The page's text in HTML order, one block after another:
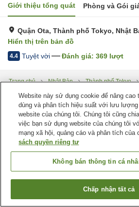
Giới thiệu tổng quát Phòng và Gói
Quận Ota, Thành phố Tokyo, Nhật
Hiển thị trên bản đồ
4.4 Tuyệt vời Đánh giá: 369 lượt
Trang chủ Nhật Bản Thành phố Tokyo
Tìm phòng trống
Website này sử dụng cookie để nâng cao
dùng và phân tích hiệu suất với lưu
website của chúng tôi. Chúng tôi cũng
việc bạn sử dụng website của chúng tôi
mạng xã hội, quảng cáo và phân tích của
sách quyền riêng tư
Không bán thông tin cá
Chấp nhận tất cả